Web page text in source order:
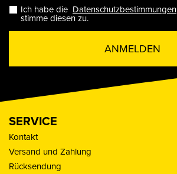
Ich habe die Datenschutzbestimmungen
stimme diesen zu.
ANMELDEN
SERVICE
Kontakt
Versand und Zahlung
Rücksendung